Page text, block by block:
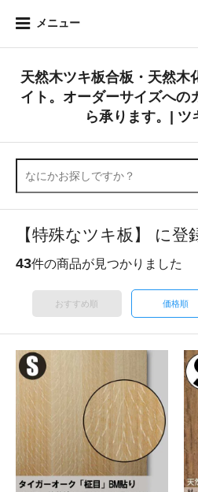
メニュー
天然木ツキ板合板・天然木
イト。オーダーサイズへの
ら承ります。| ツ
【特殊なツキ板】 に
43件の商品が見つかりました
おすすめ順 価格順